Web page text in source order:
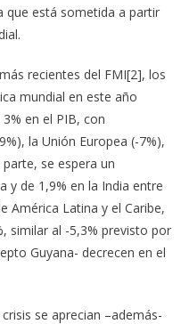
que está sometida a partir
recientes del FMI[2], los
mundial en este año
en el PIB, con
la Unión Europea (-7%),
parte, se espera un
y de 1,9% en la India entre
América Latina y el Caribe,
similar al -5,3% previsto por
Guyana- decrecen en el
se aprecian –además-